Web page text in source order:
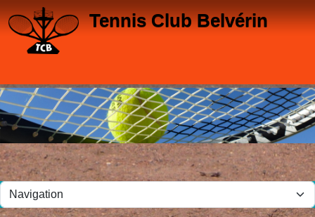
Tennis Club Belvérin
Panneau de gestion des cookies